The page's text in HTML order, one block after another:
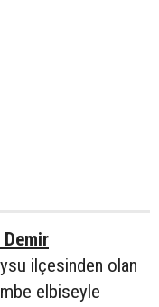
Demir
ilçesinden olan
elbiseyle